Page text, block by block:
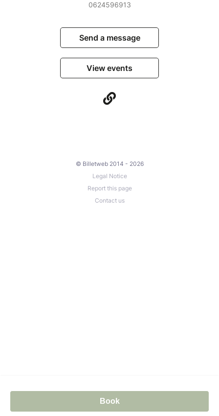
0624596913
Send a message
View events
© Billetweb 2014 - 2026
Legal Notice
Report this page
Contact us
Book